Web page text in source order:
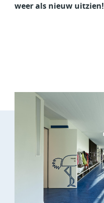
weer als nieuw uitzien!